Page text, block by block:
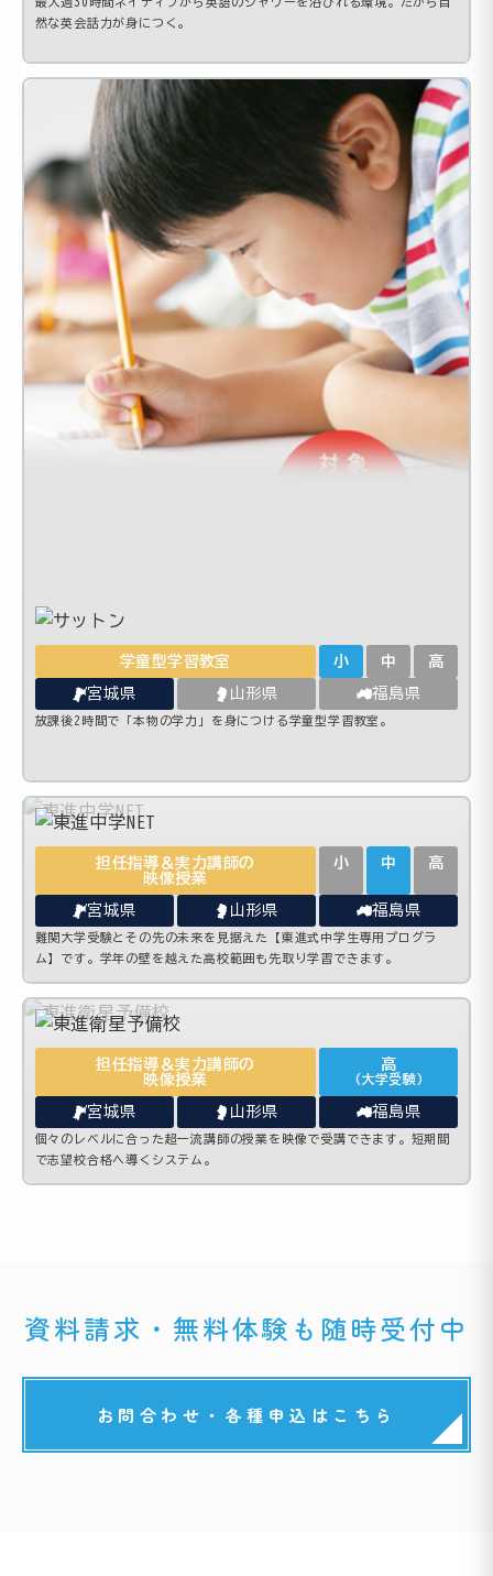
然な英会話力が身につく。
学童型学習教室 小 中 高
宮城県 山形県 福島県
放課後2時間で「本物の学力」を身につける学童型学習教室。
担任指導＆実力講師の
映像授業
小 中 高
宮城県 山形県 福島県
難関大学受験とその先の未来を見据えた【東進式中学生専用プログラ
ム】です。学年の壁を越えた高校範囲も先取り学習できます。
担任指導＆実力講師の
映像授業
高
(大学受験)
宮城県 山形県 福島県
個々のレベルに合った超一流講師の授業を映像で受講できます。短期間
で志望校合格へ導くシステム。
資料請求・無料体験も随時受付中
お問合わせ・各種申込はこちら